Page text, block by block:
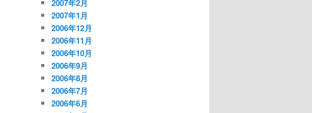
2007年2月
2007年1月
2006年12月
2006年11月
2006年10月
2006年9月
2006年8月
2006年7月
2006年6月